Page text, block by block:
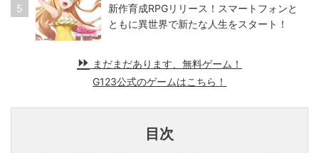
5
新作育成RPGリリース！スマートフォンと
ともに異世界で新たな人生をスタート！
まだまだあります、無料ゲーム！
G123公式のゲームはこちら！
目次